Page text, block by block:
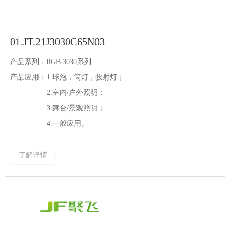
01.JT.21J3030C65N03
产品系列： RGB 3030系列
产品应用： 1.球泡，筒灯，投射灯；
2.室内/户外照明；
3.舞台/景观照明；
4.一般应用。
了解详情